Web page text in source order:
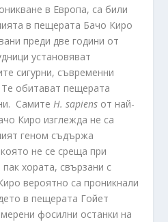
в Европа, са били
в пещерата Бачо Киро
преди две години от
установяват
сигурни, съвременни
обитават пещерата
Самите H. sapiensот най-
Киро изглежда не са
геном съдържа
не се среща при
хората, свързани с
вероятно са проникнали
в пещерата Гойет
фосилни останки на